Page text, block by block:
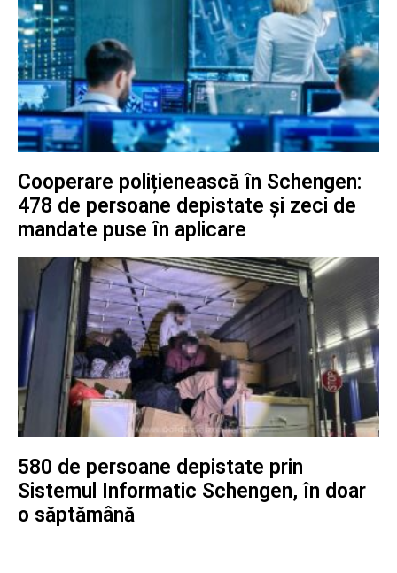
Cooperare polițienească în Schengen:
478 de persoane depistate și zeci de
mandate puse în aplicare
580 de persoane depistate prin
Sistemul Informatic Schengen, în doar
o săptămână